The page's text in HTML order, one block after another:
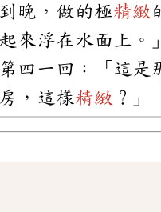
晚，做的極精緻
來浮在水面上。
四一回：「這是
，這樣精緻 ？」